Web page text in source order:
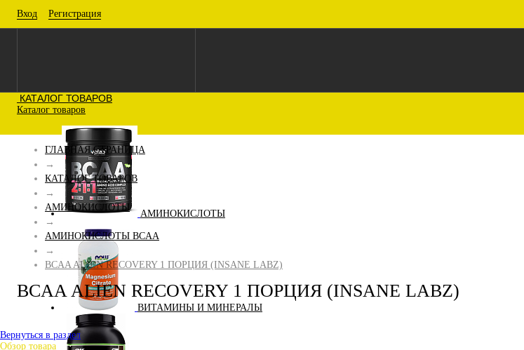
Вход Регистрация
КАТАЛОГ ТОВАРОВ
Каталог товаров
АМИНОКИСЛОТЫ
ВИТАМИНЫ И МИНЕРАЛЫ
ГЛАВНАЯ СТРАНИЦА
→
КАТАЛОГ ТОВАРОВ
→
АМИНОКИСЛОТЫ
→
АМИНОКИСЛОТЫ BCAA
→
BCAA ALIEN RECOVERY 1 ПОРЦИЯ (INSANE LABZ)
BCAA ALIEN RECOVERY 1 ПОРЦИЯ (INSANE LABZ)
Вернуться в раздел
Обзор товара